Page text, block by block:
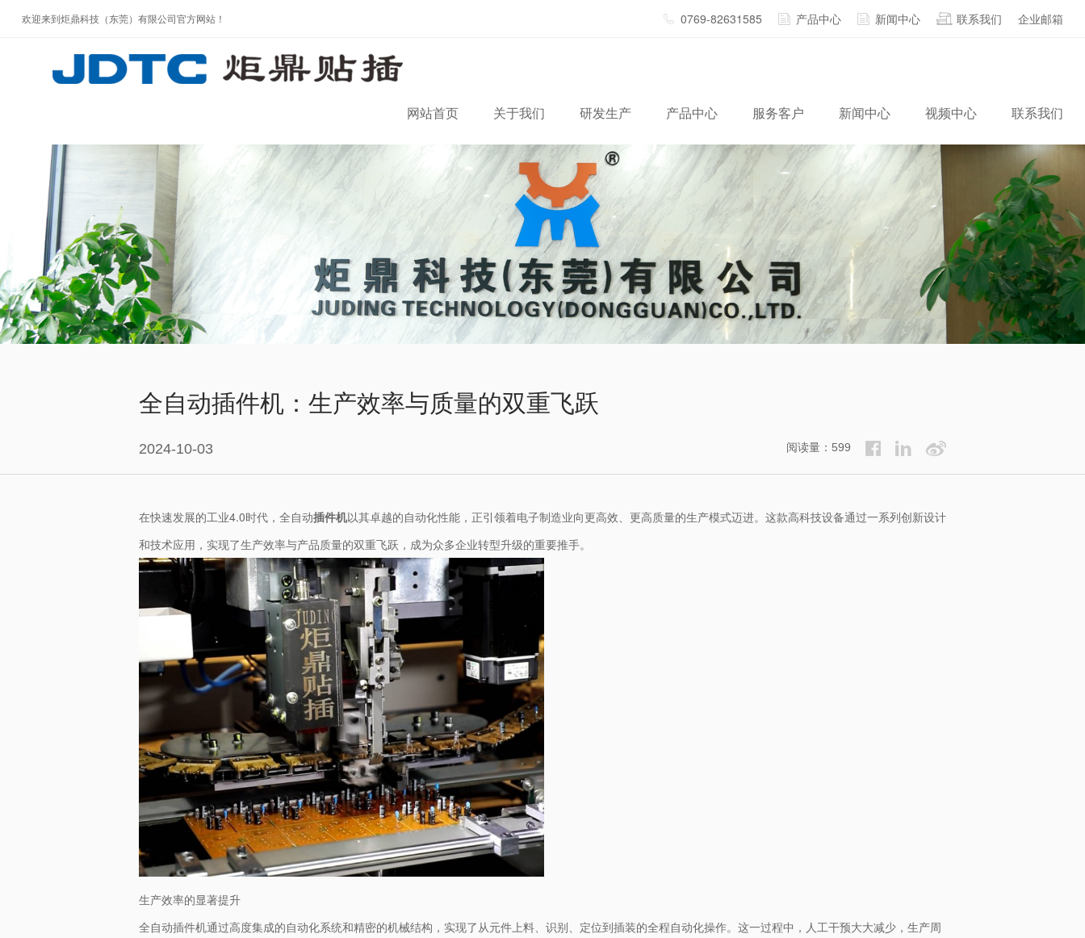
欢迎来到炬鼎科技（东莞）有限公司官方网站！ 0769-82631585 产品中心 新闻中心 联系我们 企业邮箱
网站首页 关于我们 研发生产 产品中心 服务客户 新闻中心 视频中心 联系我们
全自动插件机：生产效率与质量的双重飞跃
2024-10-03 阅读量：599
在快速发展的工业4.0时代，全自动插件机以其卓越的自动化性能，正引领着电子制造业向更高效、更高质量的生产模式迈进。这款高科技设备通过一系列创新设计
和技术应用，实现了生产效率与产品质量的双重飞跃，成为众多企业转型升级的重要推手。
生产效率的显著提升
全自动插件机通过高度集成的自动化系统和精密的机械结构，实现了从元件上料、识别、定位到插装的全程自动化操作。这一过程中，人工干预大大减少，生产周